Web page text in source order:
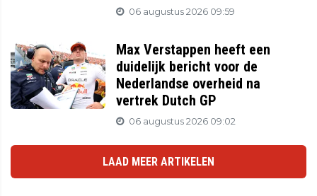
06 augustus 2026 09:59
Max Verstappen heeft een
duidelijk bericht voor de
Nederlandse overheid na
vertrek Dutch GP
06 augustus 2026 09:02
LAAD MEER ARTIKELEN